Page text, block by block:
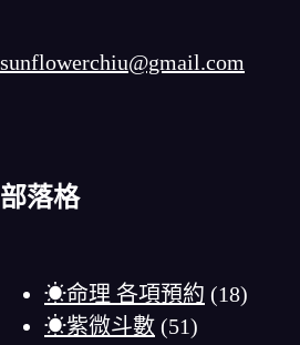
sunflowerchiu@gmail.com
部落格
☀命理 各項預約 (18)
☀紫微斗數 (51)